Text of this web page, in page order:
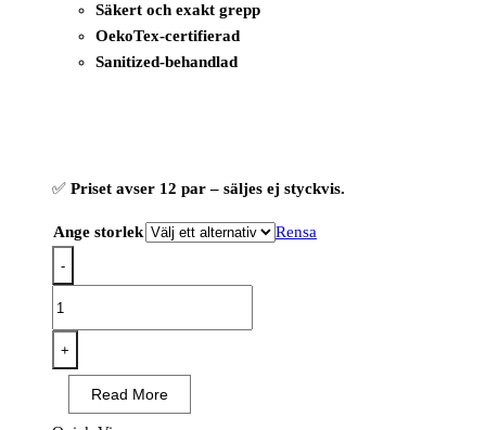
Säkert och exakt grepp
OekoTex-certifierad
Sanitized-behandlad
✅ Priset avser 12 par – säljes ej styckvis.
Ange storlek Rensa
-
Cut
Advanced
+
Read More